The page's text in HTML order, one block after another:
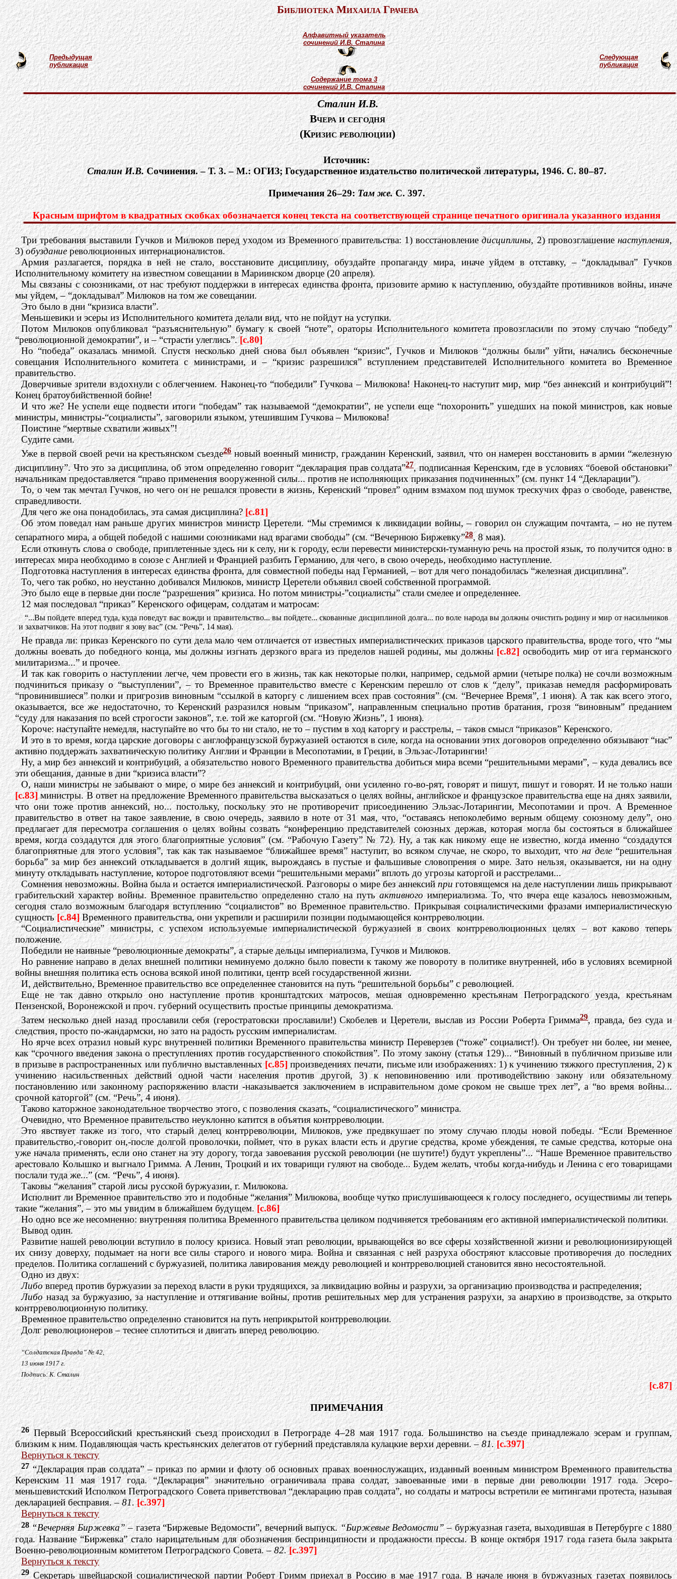
Библиотека Михаила Грачева
Предыдущая
публикация
Алфавитный указатель
сочинений И.В. Сталина
Содержание тома 3
сочинений И.В. Сталина
Следующая
публикация
Сталин И.В.
Вчера и сегодня
(Кризис революции)
Источник:
Сталин И.В.Cочинения. – Т. 3. – М.: ОГИЗ; Государственное издательство политической литературы, 1946. С. 80–87.
Примечания 26–29:Там же.С. 397.
Красным шрифтом в квадратных скобках обозначается конец текста на соответствующей странице печатного оригинала указанного издания
Три требования выставили Гучков и Милюков перед уходом из Временного правительства: 1) восстановлениедисциплины, 2) провозглашениенаступления,
3)обузданиереволюционных интернационалистов.
Армия разлагается, порядка в ней не стало, восстановите дисциплину, обуздайте пропаганду мира, иначе уйдем в отставку, – “докладывал” Гучков
Исполнительному комитету на известном совещании в Мариинском дворце (20 апреля).
Мы связаны с союзниками, от нас требуют поддержки в интересах единства фронта, призовите армию к наступлению, обуздайте противников войны, иначе
мы уйдем, – “докладывал” Милюков на том же совещании.
Это было в дни “кризиса власти”.
Меньшевики и эсеры из Исполнительного комитета делали вид, что не пойдут на уступки.
Потом Милюков опубликовал “разъяснительную” бумагу к своей “ноте”, ораторы Исполнительного комитета провозгласили по этому случаю “победу”
“революционной демократии”, и – “страсти улеглись”.[c.80]
Но “победа” оказалась мнимой. Спустя несколько дней снова был объявлен “кризис”, Гучков и Милюков “должны были” уйти, начались бесконечные
совещания Исполнительного комитета с министрами, и – “кризис разрешился” вступлением представителей Исполнительного комитета во Временное
правительство.
Доверчивые зрители вздохнули с облегчением. Наконец-то “победили” Гучкова – Милюкова! Наконец-то наступит мир, мир “без аннексий и контрибуций”!
Конец братоубийственной бойне!
И что же? Не успели еще подвести итоги “победам” так называемой “демократии”, не успели еще “похоронить” ушедших на покой министров, как новые
министры, министры-“социалисты”, заговорили языком, утешившим Гучкова – Милюкова!
Поистине “мертвые схватили живых”!
Судите сами.
Уже в первой своей речи на крестьянском съезде26новый военный министр, гражданин Керенский, заявил, что он намерен восстановить в армии “железную
дисциплину”. Что это за дисциплина, об этом определенно говорит “декларация прав солдата”27,подписанная Керенским, где в условиях “боевой обстановки”
начальникам предоставляется “право применения вооруженной силы... против не исполняющих приказания подчиненных” (см. пункт 14 “Декларации”).
То, о чем так мечтал Гучков, но чего он не решался провести в жизнь, Керенский “провел” одним взмахом под шумок трескучих фраз о свободе, равенстве,
справедливости.
Для чего же она понадобилась, эта самая дисциплина?[c.81]
Об этом поведал нам раньше других министров министр Церетели. “Мы стремимся к ликвидации войны, – говорил он служащим почтамта, – но не путем
сепаратного мира, а общей победой с нашими союзниками над врагами свободы” (см. “Вечернюю Биржевку”28, 8 мая).
Если откинуть слова о свободе, приплетенные здесь ни к селу, ни к городу, если перевести министерски-туманную речь на простой язык, то получится одно: в
интересах мира необходимо в союзе с Англией и Францией разбить Германию, для чего, в свою очередь, необходимо наступление.
Подготовка наступления в интересах единства фронта, для совместной победы над Германией, – вот для чего понадобилась “железная дисциплина”.
То, чего так робко, но неустанно добивался Милюков, министр Церетели объявил своей собственной программой.
Это было еще в первые дни после “разрешения” кризиса. Но потом министры-”социалисты” стали смелее и определеннее.
12 мая последовал “приказ” Керенского офицерам, солдатам и матросам:
“...Вы пойдете вперед туда, куда поведут вас вожди и правительство... вы пойдете... скованные дисциплиной долга... по воле народа вы должны очистить родину и мир от насильников
и захватчиков. На этот подвиг я зову вас” (см. “Речь”, 14 мая).
Не правда ли: приказ Керенского по сути дела мало чем отличается от известных империалистических приказов царского правительства, вроде того, что “мы
должны воевать до победного конца, мы должны изгнать дерзкого врага из пределов нашей родины, мы должны[c.82] освободить мир от ига германского
милитаризма...” и прочее.
И так как говорить о наступлении легче, чем провести его в жизнь, так как некоторые полки, например, седьмой армии (четыре полка) не сочли возможным
подчиниться приказу о “выступлении”, – то Временное правительство вместе с Керенским перешло от слов к “делу”, приказав немедля расформировать
“провинившиеся” полки и пригрозив виновным “ссылкой в каторгу с лишением всех прав состояния” (см. “Вечернее Время”, 1 июня). А так как всего этого,
оказывается, все же недостаточно, то Керенский разразился новым “приказом”, направленным специально против братания, грозя “виновным” преданием
“суду для наказания по всей строгости законов”, т.е. той же каторгой (см. “Новую Жизнь”, 1 июня).
Короче: наступайте немедля, наступайте во что бы то ни стало, не то – пустим в ход каторгу и расстрелы, – таков смысл “приказов” Керенского.
И это в то время, когда царские договоры с англофранцузской буржуазией остаются в силе, когда на основании этих договоров определенно обязывают “нас”
активно поддержать захватническую политику Англии и Франции в Месопотамии, в Греции, в Эльзас-Лотарингии!
Ну, а мир без аннексий и контрибуций, а обязательство нового Временного правительства добиться мира всеми “решительными мерами”, – куда девались все
эти обещания, данные в дни “кризиса власти”?
О, наши министры не забывают о мире, о мире без аннексий и контрибуций, они усиленно го-во-рят, говорят и пишут, пишут и говорят. И не только наши
[c.83] министры. В ответ на предложение Временного правительства высказаться о целях войны, английское и французское правительства еще на днях заявили,
что они тоже против аннексий, но... постольку, поскольку это не противоречит присоединению Эльзас-Лотарингии, Месопотамии и проч. А Временное
правительство в ответ на такое заявление, в свою очередь, заявило в ноте от 31 мая, что, “оставаясь непоколебимо верным общему союзному делу”, оно
предлагает для пересмотра соглашения о целях войны созвать “конференцию представителей союзных держав, которая могла бы состояться в ближайшее
время, когда создадутся для этого благоприятные условия” (см. “Рабочую Газету” № 72). Ну, а так как никому еще не известно, когда именно “создадутся
благоприятные для этого условия”, так как так называемое “ближайшее время” наступит, во всяком случае, не скоро, то выходит, чтона деле“решительная
борьба” за мир без аннексий откладывается в долгий ящик, вырождаясь в пустые и фальшивые словопрения о мире. Зато нельзя, оказывается, ни на одну
минуту откладывать наступление, которое подготовляют всеми “решительными мерами” вплоть до угрозы каторгой и расстрелами...
Сомнения невозможны. Война была и остается империалистической. Разговоры о мире без аннексийприготовящемся на деле наступлении лишь прикрывают
грабительский характер войны. Временное правительство определенно стало на путьактивногоимпериализма. То, что вчера еще казалось невозможным,
сегодня стало возможным благодаря вступлению “социалистов” во Временное правительство. Прикрывая социалистическими фразами империалистическую
сущность[c.84] Временного правительства, они укрепили и расширили позиции подымающейся контрреволюции.
“Социалистические” министры, с успехом используемые империалистической буржуазией в своих контрреволюционных целях – вот каково теперь
положение.
Победили не наивные “революционные демократы”, а старые дельцы империализма, Гучков и Милюков.
Но равнение направо в делах внешней политики неминуемо должно было повести к такому же повороту в политике внутренней, ибо в условиях всемирной
войны внешняя политика есть основа всякой иной политики, центр всей государственной жизни.
И, действительно, Временное правительство все определеннее становится на путь “решительной борьбы” с революцией.
Еще не так давно открыло оно наступление против кронштадтских матросов, мешая одновременно крестьянам Петроградского уезда, крестьянам
Пензенской, Воронежской и проч. губерний осуществить простые принципы демократизма.
Затем несколько дней назад прославили себя (геростратовски прославили!) Скобелев и Церетели, выслав из России Роберта Гримма29, правда, без суда и
следствия, просто по-жандармски, но зато на радость русским империалистам.
Но ярче всех отразил новый курс внутренней политики Временного правительства министр Переверзев (“тоже” социалист!). Он требует ни более, ни менее,
как “срочного введения закона о преступлениях против государственного спокойствия”. По этому закону (статья 129)... “Виновный в публичном призыве или
в призыве в распространенных или публично выставленных[c.85] произведениях печати, письме или изображениях: 1) к учинению тяжкого преступления, 2) к
учинению насильственных действий одной части населения против другой, 3) к неповиновению или противодействию закону или обязательному
постановлению или законному распоряжению власти -наказывается заключением в исправительном доме сроком не свыше трех лет”, а “во время войны...
срочной каторгой” (см. “Речь”, 4 июня).
Таково каторжное законодательное творчество этого, с позволения сказать, “социалистического” министра.
Очевидно, что Временное правительство неуклонно катится в объятия контрреволюции.
Это явствует также из того, что старый делец контрреволюции, Милюков, уже предвкушает по этому случаю плоды новой победы. “Если Временное
правительство,-говорит он,-после долгой проволочки, поймет, что в руках власти есть и другие средства, кроме убеждения, те самые средства, которые она
уже начала применять, если оно станет на эту дорогу, тогда завоевания русской революции (не шутите!) будут укреплены”... “Наше Временное правительство
арестовало Колышко и выгнало Гримма. А Ленин, Троцкий и их товарищи гуляют на свободе... Будем желать, чтобы когда-нибудь и Ленина с его товарищами
послали туда же...” (см. “Речь”, 4 июня).
Таковы “желания” старой лисы русской буржуазии, г. Милюкова.
Исполнит ли Временное правительство это и подобные “желания” Милюкова, вообще чутко прислушивающееся к голосу последнего, осуществимы ли теперь
такие “желания”, – это мы увидим в ближайшем будущем.[c.86]
Но одно все же несомненно: внутренняя политика Временного правительства целиком подчиняется требованиям его активной империалистической политики.
Вывод один.
Развитие нашей революции вступило в полосу кризиса. Новый этап революции, врывающейся во все сферы хозяйственной жизни и революционизирующей
их снизу доверху, подымает на ноги все силы старого и нового мира. Война и связанная с ней разруха обостряют классовые противоречия до последних
пределов. Политика соглашений с буржуазией, политика лавирования между революцией и контрреволюцией становится явно несостоятельной.
Одно из двух:
Либовперед против буржуазии за переход власти в руки трудящихся, за ликвидацию войны и разрухи, за организацию производства и распределения;
Либоназад за буржуазию, за наступление и оттягивание войны, против решительных мер для устранения разрухи, за анархию в производстве, за открыто
контрреволюционную политику.
Временное правительство определенно становится на путь неприкрытой контрреволюции.
Долг революционеров – теснее сплотиться и двигать вперед революцию.
“Солдатская Правда” № 42,
13 июня 1917 г.
Подпись: К. Сталин
[c.87]
ПРИМЕЧАНИЯ
26Первый Всероссийский крестьянский съезд происходил в Петрограде 4–28 мая 1917 года. Большинство на съезде принадлежало эсерам и группам,
близким к ним. Подавляющая часть крестьянских делегатов от губерний представляла кулацкие верхи деревни. –81. [c.397]
Вернуться к тексту
27“Декларация прав солдата” – приказ по армии и флоту об основных правах военнослужащих, изданный военным министром Временного правительства
Керенским 11 мая 1917 года. “Декларация” значительно ограничивала права солдат, завоеванные ими в первые дни революции 1917 года. Эсеро-
меньшевистский Исполком Петроградского Совета приветствовал “декларацию прав солдата”, но солдаты и матросы встретили ее митингами протеста, называя
декларацией бесправия. –81. [c.397]
Вернуться к тексту
28 “Вечерняя Биржевка”– газета “Биржевые Ведомости”, вечерний выпуск.“Биржевые Ведомости”– буржуазная газета, выходившая в Петербурге с 1880
года. Название “Биржевка” стало нарицательным для обозначения беспринципности и продажности прессы. В конце октября 1917 года газета была закрыта
Военно-революционным комитетом Петроградского Совета. –82. [c.397]
Вернуться к тексту
29Секретарь швейцарской социалистической партии Роберт Гримм приехал в Россию в мае 1917 года. В начале июня в буржуазных газетах появилось